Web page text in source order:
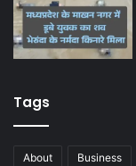
Tags
About Business